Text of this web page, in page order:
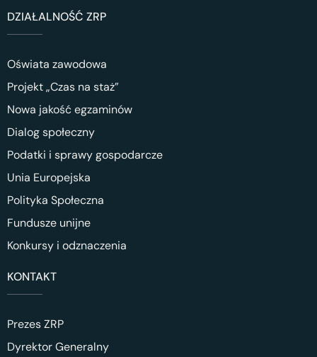
DZIAŁALNOŚĆ ZRP
Oświata zawodowa
Projekt „Czas na staż”
Nowa jakość egzaminów
Dialog społeczny
Podatki i sprawy gospodarcze
Unia Europejska
Polityka Społeczna
Fundusze unijne
Konkursy i odznaczenia
KONTAKT
Prezes ZRP
Dyrektor Generalny